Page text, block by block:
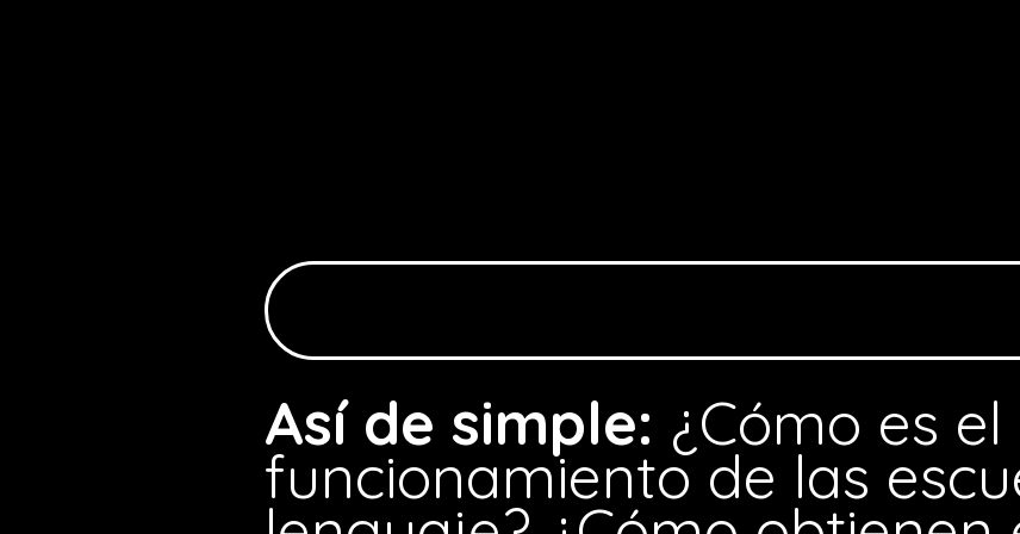
Así de simple: ¿Cómo es el
funcionamiento de las